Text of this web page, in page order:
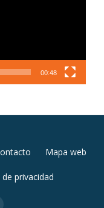
00:48
Mapa web
privacidad